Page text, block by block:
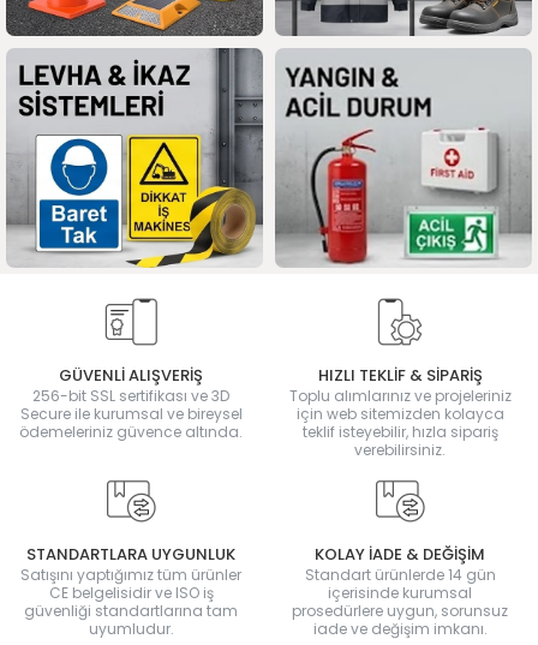
GÜVENLİ ALIŞVERİŞ
256-bit SSL sertifikası ve 3D
Secure ile kurumsal ve bireysel
ödemeleriniz güvence altında.
HIZLI TEKLİF & SİPARİŞ
Toplu alımlarınız ve projeleriniz
için web sitemizden kolayca
teklif isteyebilir, hızla sipariş
verebilirsiniz.
STANDARTLARA UYGUNLUK
Satışını yaptığımız tüm ürünler
CE belgelisidir ve ISO iş
güvenliği standartlarına tam
uyumludur.
KOLAY İADE & DEĞİŞİM
Standart ürünlerde 14 gün
içerisinde kurumsal
prosedürlere uygun, sorunsuz
iade ve değişim imkanı.